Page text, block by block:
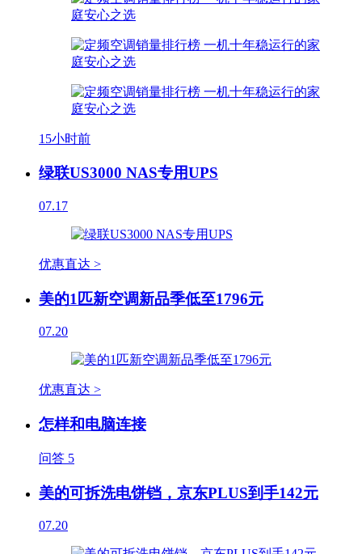
15小时前
绿联US3000 NAS专用UPS
07.17
优惠直达 >
美的1匹新空调新品季低至1796元
07.20
优惠直达 >
怎样和电脑连接
问答 5
美的可拆洗电饼铛，京东PLUS到手142元
07.20